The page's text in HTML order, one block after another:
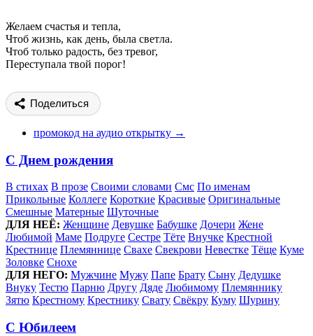
Желаем счастья и тепла,
Чтоб жизнь, как день, была светла.
Чтоб только радость, без тревог,
Переступала твой порог!
Поделиться
промокод на аудио открытку →
С Днем рождения
В стихах В прозе Своими словами Смс По именам
Прикольные Коллеге Короткие Красивые Оригинальные
Смешные Матерные Шуточные
ДЛЯ НЕЁ: Женщине Девушке Бабушке Дочери Жене
Любимой Маме Подруге Сестре Тёте Внучке Крестной
Крестнице Племяннице Свахе Свекрови Невестке Тёще Куме
Золовке Снохе
ДЛЯ НЕГО: Мужчине Мужу Папе Брату Сыну Дедушке
Внуку Тестю Парню Другу Дяде Любимому Племяннику
Зятю Крестному Крестнику Свату Свёкру Куму Шурину
С Юбилеем